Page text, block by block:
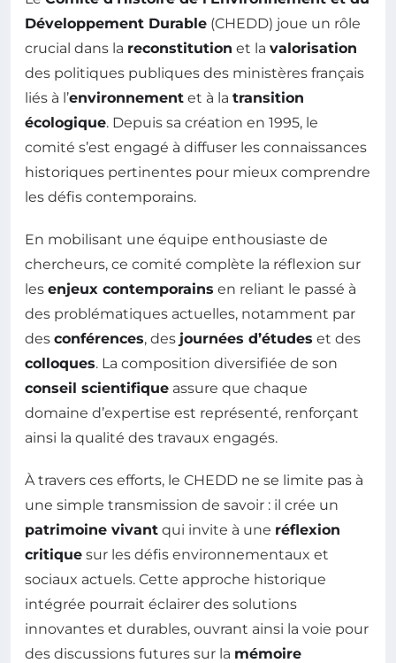
Développement Durable (CHEDD) joue un rôle
crucial dans la reconstitution et la valorisation
des politiques publiques des ministères français
liés à l’environnement et à la transition
écologique. Depuis sa création en 1995, le
comité s’est engagé à diffuser les connaissances
historiques pertinentes pour mieux comprendre
les défis contemporains.
En mobilisant une équipe enthousiaste de
chercheurs, ce comité complète la réflexion sur
les enjeux contemporains en reliant le passé à
des problématiques actuelles, notamment par
des conférences, des journées d’études et des
colloques. La composition diversifiée de son
conseil scientifique assure que chaque
domaine d’expertise est représenté, renforçant
ainsi la qualité des travaux engagés.
À travers ces efforts, le CHEDD ne se limite pas à
une simple transmission de savoir : il crée un
patrimoine vivant qui invite à une réflexion
critique sur les défis environnementaux et
sociaux actuels. Cette approche historique
intégrée pourrait éclairer des solutions
innovantes et durables, ouvrant ainsi la voie pour
des discussions futures sur la mémoire